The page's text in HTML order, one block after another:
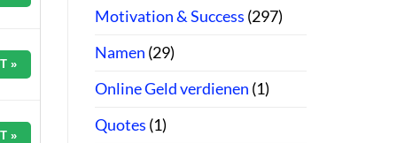
»
»
Motivation & Success (297)
Namen (29)
Online Geld verdienen (1)
Quotes (1)